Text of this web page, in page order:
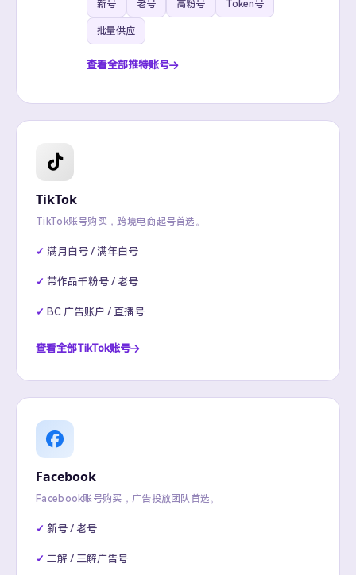
新号 老号 高粉号 Token号
批量供应
查看全部推特账号
TikTok
TikTok账号购买，跨境电商起号首选。
满月白号 / 满年白号
带作品千粉号 / 老号
BC 广告账户 / 直播号
查看全部TikTok账号
Facebook
Facebook账号购买，广告投放团队首选。
新号 / 老号
二解 / 三解广告号